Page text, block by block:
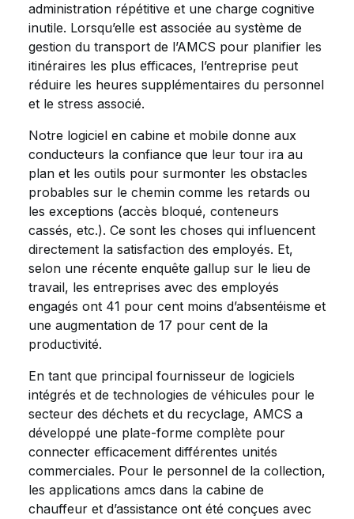
administration répétitive et une charge cognitive
inutile. Lorsqu’elle est associée au système de
gestion du transport de l’AMCS pour planifier les
itinéraires les plus efficaces, l’entreprise peut
réduire les heures supplémentaires du personnel
et le stress associé.
Notre logiciel en cabine et mobile donne aux
conducteurs la confiance que leur tour ira au
plan et les outils pour surmonter les obstacles
probables sur le chemin comme les retards ou
les exceptions (accès bloqué, conteneurs
cassés, etc.). Ce sont les choses qui influencent
directement la satisfaction des employés. Et,
selon une récente enquête gallup sur le lieu de
travail, les entreprises avec des employés
engagés ont 41 pour cent moins d’absentéisme et
une augmentation de 17 pour cent de la
productivité.
En tant que principal fournisseur de logiciels
intégrés et de technologies de véhicules pour le
secteur des déchets et du recyclage, AMCS a
développé une plate-forme complète pour
connecter efficacement différentes unités
commerciales. Pour le personnel de la collection,
les applications amcs dans la cabine de
chauffeur et d’assistance ont été conçues avec